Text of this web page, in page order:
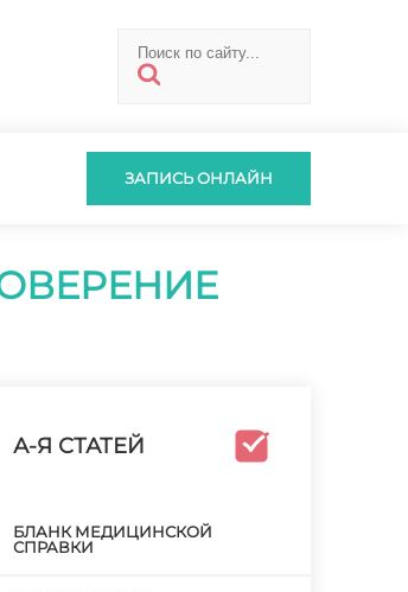
ЗАПИСЬ ОНЛАЙН
А-Я СТАТЕЙ
БЛАНК МЕДИЦИНСКОЙ
СПРАВКИ